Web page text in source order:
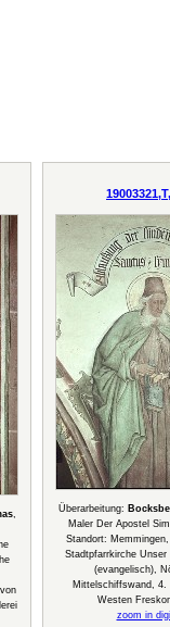
,
Überarbeitung:
Maler Der Apostel
Standort:
Stadtpfarrkirche Unser
(evangelisch),
Mittelschiffswand, 4.
Westen
zoom in